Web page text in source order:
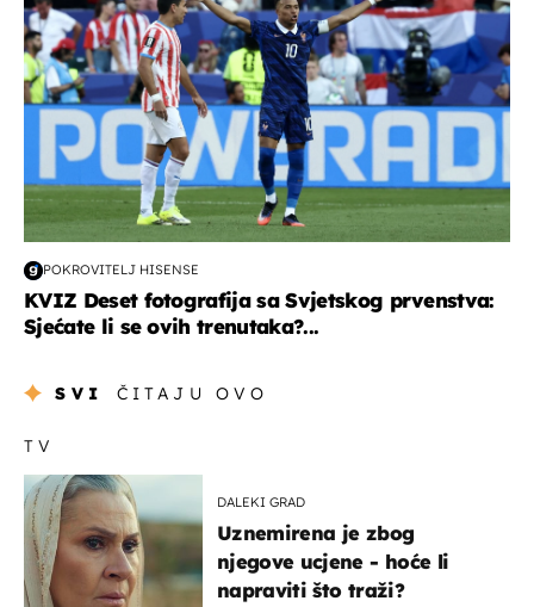
POKROVITELJ HISENSE
KVIZ Deset fotografija sa Svjetskog prvenstva:
Sjećate li se ovih trenutaka?...
SVI ČITAJU OVO
TV
DALEKI GRAD
Uznemirena je zbog
njegove ucjene - hoće li
napraviti što traži?